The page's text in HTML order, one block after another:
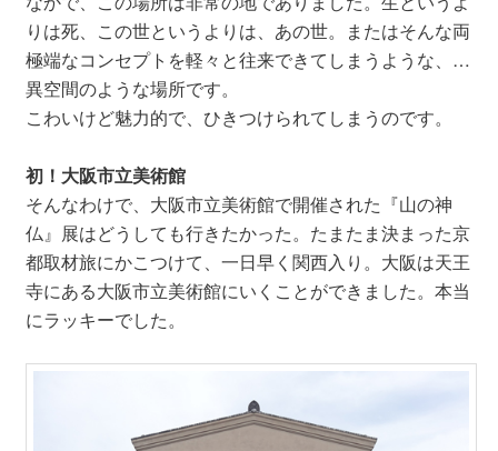
りは死、この世というよりは、あの世。またはそんな両
極端なコンセプトを軽々と往来できてしまうような、…
異空間のような場所です。
こわいけど魅力的で、ひきつけられてしまうのです。
初！大阪市立美術館
そんなわけで、大阪市立美術館で開催された『山の神
仏』展はどうしても行きたかった。たまたま決まった京
都取材旅にかこつけて、一日早く関西入り。大阪は天王
寺にある大阪市立美術館にいくことができました。本当
にラッキーでした。